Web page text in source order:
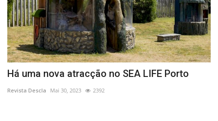
Há uma nova atracção no SEA LIFE Porto
Revista Descla Mai 30, 2023 2392